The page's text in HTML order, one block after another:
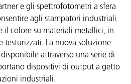
e gli spettrofotometri a sfera
agli stampatori industriali
il colore su materiali metallici, in
testurizzati. La nuova soluzione
attraverso una serie di
dispositivi di output a getto
industriali.